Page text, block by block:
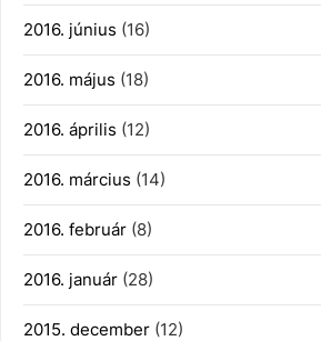
2016. június (16)
2016. május (18)
2016. április (12)
2016. március (14)
2016. február (8)
2016. január (28)
2015. december (12)